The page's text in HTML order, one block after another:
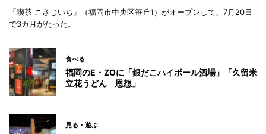
「喫茶 こさじいち」（福岡市中央区笹丘1）がオープンして、7月20日
で3カ月がたった。
食べる
福岡のE・ZOに「銀だこハイボール酒場」「久留米
立花うどん 恩想」
見る・遊ぶ